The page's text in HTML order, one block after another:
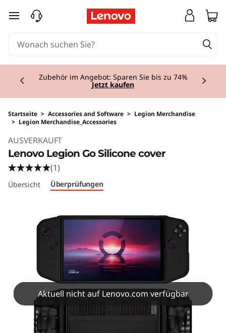
zum Hauptinhalt springen
Lenovo Teile: Nahtlose Kompatibilität mit Ihrem
Lenovo Gerät!Jetzt kaufen
Startseite > Accessories and Software > Legion Merchandise
> Legion Merchandise_Accessories
AUSVERKAUFT
Lenovo Legion Go Silicone cover
(1)
Übersicht Überprüfungen
Aktuell nicht auf Lenovo.com verfügbar